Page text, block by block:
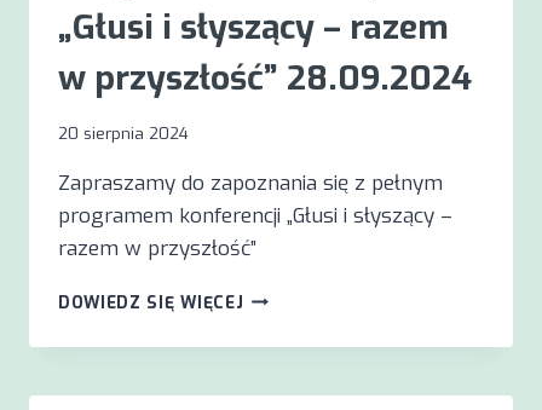
„Głusi i słyszący – razem
w przyszłość” 28.09.2024
20 sierpnia 2024
Zapraszamy do zapoznania się z pełnym
programem konferencji „Głusi i słyszący –
razem w przyszłość”
DOWIEDZ SIĘ WIĘCEJ PROGRAM
„GŁUSI
SŁYSZĄCY